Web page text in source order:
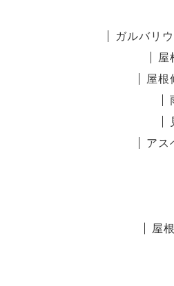
ガルバリ
屋
屋根
アス
屋